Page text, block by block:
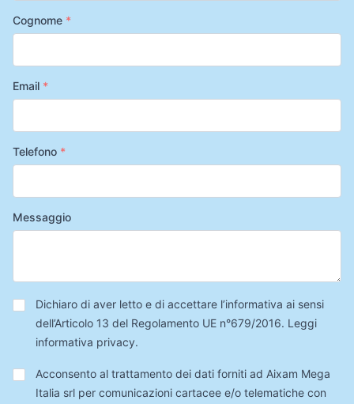
Cognome *
Email *
Telefono *
Messaggio
Privacy*
Dichiaro di aver letto e di accettare l’informativa ai sensi
dell’Articolo 13 del Regolamento UE n°679/2016. Leggi
informativa privacy.
Trattamento
Dati
Acconsento al trattamento dei dati forniti ad Aixam Mega
Italia srl per comunicazioni cartacee e/o telematiche con